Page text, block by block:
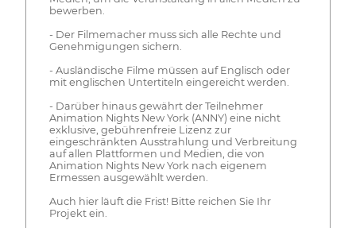
bewerben.
- Der Filmemacher muss sich alle Rechte und
Genehmigungen sichern.
- Ausländische Filme müssen auf Englisch oder
mit englischen Untertiteln eingereicht werden.
- Darüber hinaus gewährt der Teilnehmer
Animation Nights New York (ANNY) eine nicht
exklusive, gebührenfreie Lizenz zur
eingeschränkten Ausstrahlung und Verbreitung
auf allen Plattformen und Medien, die von
Animation Nights New York nach eigenem
Ermessen ausgewählt werden.
Auch hier läuft die Frist! Bitte reichen Sie Ihr
Projekt ein.